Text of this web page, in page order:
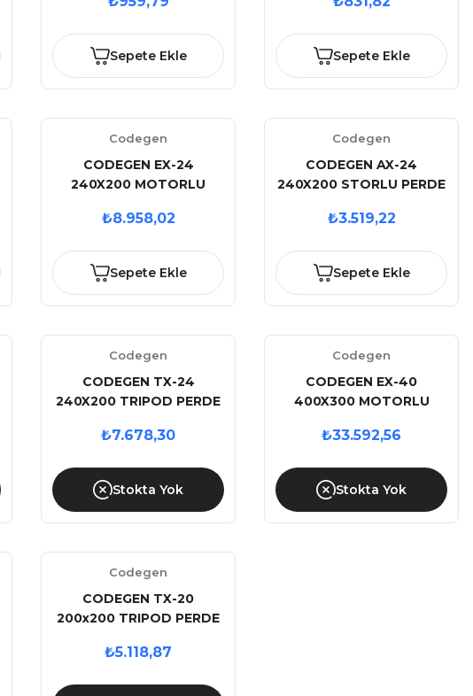
APARATI
Sepete Ekle
APARATI
Sepete Ekle
Codegen
CODEGEN EX-24
240X200 MOTORLU
PERDE
₺8.958,02
Sepete Ekle
Codegen
CODEGEN AX-24
240X200 STORLU PERDE
₺3.519,22
Sepete Ekle
Codegen
CODEGEN TX-24
240X200 TRIPOD PERDE
₺7.678,30
Stokta Yok
Codegen
CODEGEN EX-40
400X300 MOTORLU
PERDE
₺33.592,56
Stokta Yok
Codegen
CODEGEN TX-20
200x200 TRIPOD PERDE
₺5.118,87